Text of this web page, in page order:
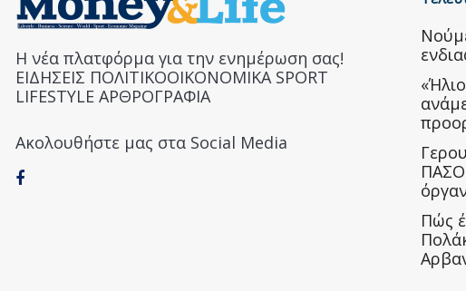
Η νέα πλατφόρμα για την ενημέρωση σας!
ΕΙΔΗΣΕΙΣ ΠΟΛΙΤΙΚΟΟΙΚΟΝΟΜΙΚΑ SPORT
LIFESTYLE ΑΡΘΡΟΓΡΑΦΙΑ
Ακολουθήστε μας στα Social Media
Πώς